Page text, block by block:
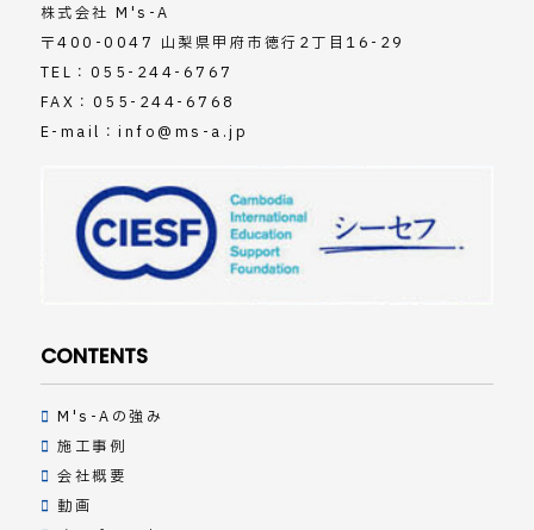
株式会社 M's-A
〒400-0047 山梨県甲府市徳行2丁目16-29
TEL： 055-244-6767
FAX：055-244-6768
E-mail：info@ms-a.jp
CONTENTS
M's-Aの強み
施工事例
会社概要
動画